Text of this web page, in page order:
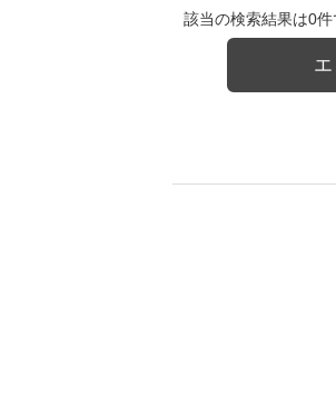
該当の検索結果は0件